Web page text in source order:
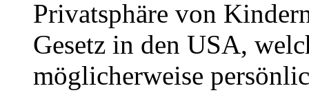
Privatsphäre von
Gesetz in den USA,
möglicherweise